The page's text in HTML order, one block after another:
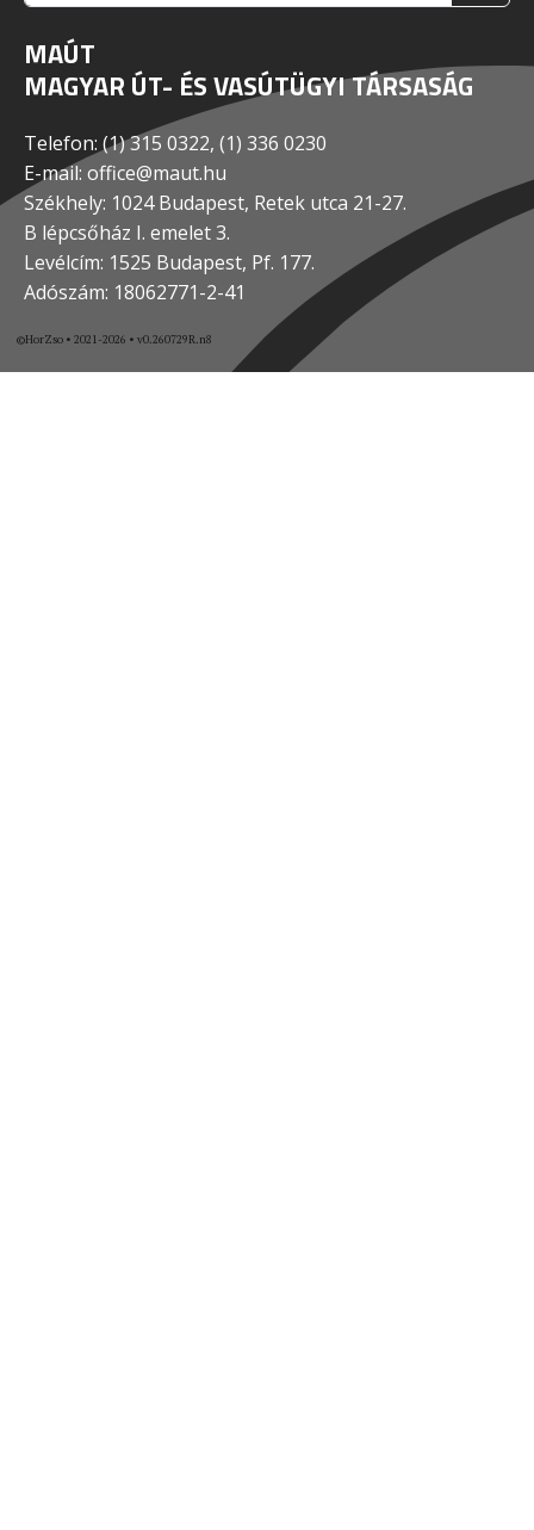
MAÚT
MAGYAR ÚT- ÉS VASÚTÜGYI TÁRSASÁG
Telefon: (1) 315 0322, (1) 336 0230
E-mail: office@maut.hu
Székhely: 1024 Budapest, Retek utca 21-27.
B lépcsőház I. emelet 3.
Levélcím: 1525 Budapest, Pf. 177.
Adószám: 18062771-2-41
©HorZso • 2021-2026 • v0.260729R.n8